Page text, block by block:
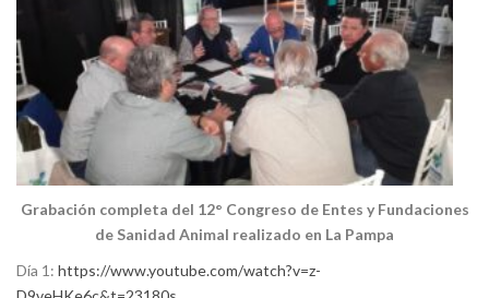
Grabación completa del 12° Congreso de Entes y Fundaciones
de Sanidad Animal realizado en La Pampa
Día 1: https://www.youtube.com/watch?v=z-